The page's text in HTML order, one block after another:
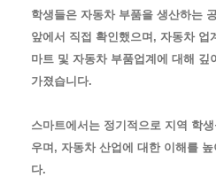
학생들은 자동차 부품을 생산하는
앞에서 직접 확인했으며, 자동차 업
마트 및 자동차 부품업계에 대해 깊
가졌습니다.
스마트에서는 정기적으로 지역 학
우며, 자동차 산업에 대한 이해를
다.